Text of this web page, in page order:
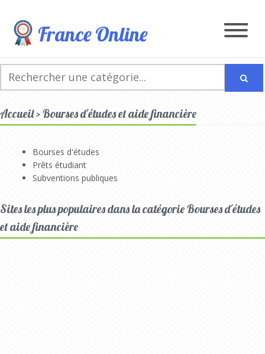
France Online
Accueil > Bourses d'études et aide financière
Bourses d'études
Prêts étudiant
Subventions publiques
Sites les plus populaires dans la catégorie Bourses d'études
et aide financière